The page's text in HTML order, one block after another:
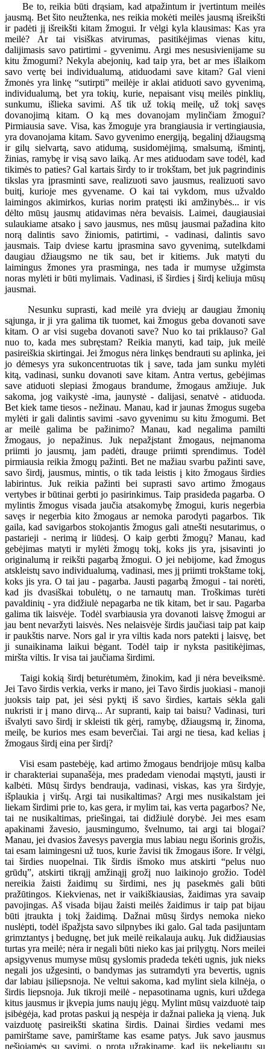
Be to, reikia būti drąsiam, kad atpažintum ir įvertintum meilės
jausmą. Bet šito neužtenka, nes reikia mokėti meilės jausmą išreikšti
ir padėti jį išreikšti kitam žmogui. Ir vėlgi kyla klausimas: Kas yra
meilė? Ar tai visiškas atvirumas, pasitikėjimas vienas kitu,
dalijimasis savo patirtimi - gyvenimu. Argi mes nesusivienijame su
kitu žmogumi? Nekyla abejonių, kad taip yra, bet ar mes išlaikom
savo vertę bei individualumą, atiduodami save kitam? Gal vieni
žmonės yra linkę “sutirpti” meilėje ir aklai atiduoti savo gyvenimą,
individualumą, bet yra tokių, kurie, nepaisant visų meilės pinklių,
sunkumu, išlieka savimi. Aš tik už tokią meilę, už tokį savęs
dovanojimą kitam. O ką mes dovanojam mylinčiam žmogui?
Pirmiausia save. Visa, kas žmoguje yra brangiausia ir vertingiausia,
yra dovanojama kitam. Savo gyvenimo energiją, begalinį džiaugsmą
ir gilų sielvartą, savo atidumą, susidomėjimą, smalsumą, išmintį,
žinias, ramybę ir visą savo laiką. Ar mes atiduodam save todėl, kad
tikimės to paties? Gal kartais širdy to ir trokštam, bet juk pagrindinis
tikslas yra įprasminti save, realizuoti savo jausmus, realizuoti savo
buitį, kurioje mes gyvename. O kai tai vykdom, mus užvaldo
laimingos akimirkos, kurias norim pratęsti iki amžinybės... ir vis
dėlto mūsų jausmų atidavimas nėra bevaisis. Laimei, daugiausiai
sulaukiame atsako į savo jausmus, nes mūsų jausmai pažadina kito
norą dalintis savo žiniomis, patirtimi, - vadinasi, dalintis savo
jausmais. Taip dviese kartu įprasmina savo gyvenimą, sutelkdami
daugiau džiaugsmo ne tik sau, bet ir kitiems. Juk matyti du
laimingus žmones yra prasminga, nes tada ir mumyse užgimsta
noras mylėti ir būti mylimais. Vadinasi, iš širdies į širdį keliuja mūsų
jausmai.
Nesunku suprasti, kad meilė yra dviejų ar daugiau žmonių
sąjunga, ir ji yra galima tik tuomet, kai žmogus geba dovanoti save
kitam. O ar visi sugeba dovanoti save? Nuo ko tai priklauso? Gal
nuo to, kada mes subręstam? Reikia manyti, kad taip, juk meilė
pasireiškia skirtingai. Jei žmogus nėra linkęs bendrauti su aplinka, jei
jo dėmesys yra sukoncentruotas tik į save, tada jam sunku mylėti
kitą, vadinasi, sunku dovanoti save kitam. Antra vertus, gebėjimas
save atiduoti slepiasi žmogaus brandume, žmogaus amžiuje. Juk
sakoma, jog vaikystė -ima, jaunystė - dalijasi, senatvė - atiduoda.
Bet kiek tame tiesos - nežinau. Manau, kad ir jaunas žmogus sugeba
mylėti ir gali dalintis savimi -savo gyvenimu su kitu žmogumi. Bet
ar meilė galima be pažinimo? Manau, kad negalima pamilti
žmogaus, jo nepažinus. Juk nepažįstant žmogaus, neįmanoma
priimti jo jausmų, jam padėti, drauge priimti sprendimus. Todėl
pirmiausia reikia žmogų pažinti. Bet ne mažiau svarbu pažinti save,
savo širdį, jausmus, mintis, o tik tada leistis į kito žmogaus širdies
labirintus. Juk reikia pažinti bei suprasti savo artimo žmogaus
vertybes ir būtinai gerbti jo pasirinkimus. Taip prasideda pagarba. O
mylintis žmogus visada jaučia atsakomybę žmogui, kuris negerbia
savęs ir negerbia kito žmogaus ar nemoka parodyti pagarbos. Tik
gaila, kad savigarbos stokojantis žmogus gali atnešti nesutarimus, o
pastarieji - nerimą ir liūdesį. O kaip gerbti žmogų? Manau, kad
gebėjimas matyti ir mylėti žmogų tokį, koks jis yra, įsisavinti jo
originalumą ir reikšti pagarbą žmogui. O jei nebijome, kad žmogus
atskleistų savo individualumą, vadinasi, mes jį priimti trokštame tokį,
koks jis yra. O tai jau - pagarba. Jausti pagarbą žmogui - tai norėti,
kad jis dvasiškai tobulėtų, o ne tarnautų man. Troškimas turėti
pavaldinių - yra didžiulė nepagarba ne tik kitam, bet ir sau. Pagarba
galima tik laisvėje. Todėl svarbiausia yra dovanoti laisvę žmogui ar
jau bent nevaržyti laisvės. Nes nelaisvėje širdis jaučiasi taip pat kaip
ir paukštis narve. Nors gal ir yra viltis kada nors patekti į laisvę, bet
ji sunaikinama laikui bėgant. Todėl taip ir nyksta pasitikėjimas,
miršta viltis. Ir visa tai jaučiama širdimi.
Taigi kokią širdį beturėtumėm, žinokim, kad ji nėra beveiksmė.
Jei Tavo širdis verkia, verks ir mano, jei Tavo širdis juokiasi - manoji
juoksis taip pat, jei sėsi pyktį iš savo širdies, kartais sėkla gali
nukristi ir į mano dirvą... Ar supranti, kaip tai baisu? Vadinasi, turi
išvalyti savo širdį ir skleisti tik gėrį, ramybę, džiaugsmą ir, žinoma,
meilę, be kurios mes esam beverčiai. Tai argi ne tiesa, kad kelias į
žmogaus širdį eina per širdį?
Visi esam pastebėję, kad artimo žmogaus bendrijoje mūsų kalba
ir charakteriai supanašėja, mes pradedam vienodai mąstyti, jausti ir
kalbėti. Mūsų širdys bendrauja, vadinasi, viskas, kas yra širdyje,
išplaukia į viršų. Argi tai nusikaltimas? Argi mes nusikalstam jei
liekam širdimi prie to, kas gera, ir mylim tai, kas verta pagarbos? Ne,
tai ne nusikaltimas, priešingai, tai didžiulė dorybė. Jei mes esam
apakinami žavesio, jausmingumo, švelnumo, tai argi tai blogai?
Manau, jei dvasios žavesys pavergia mus labiau negu išorinis grožis,
tai esam laimingesni už tuos, kurie žavisi tik žmogaus išore. Ir vėlgi,
tai širdies nuopelnai. Tik širdis išmoko mus atskirti “pelus nuo
grūdų”, atskirti tikrąjį amžinąjį grožį nuo laikinojo grožio. Todėl
nereikia žaisti žaidimų su širdimi, nes jų pasekmės gali būti
pražūtingos. Kiekvienas, net ir vaikiškiausias, žaidimas yra savaip
pavojingas. Aš visada bijau žaisti meilės žaidimus ir taip pat bijau
būti įtraukta į tokį žaidimą. Dažnai mūsų širdys nemoka nieko
nuslėpti, todėl išpažįsta savo silpnybes iki galo. Gal tada pasijuntam
grimztantys į bedugnę, bet juk meilė reikalauja aukų. Juk didžiausias
turtas yra meilė; nėra ir negali būti nieko kas jai prilygtų. Nors meilei
apsigyvenus mumyse mūsų gyslomis pradeda tekėti ugnis, juk nieks
negali jos užgesinti, o bandymas jas sutramdyti yra bevertis, ugnis
dar labiau įsiliepsnoja. Ne veltui sakoma, kad mylint siela kilnėja, o
širdis liepsnoja. Juk tikroji meilė - nepasotinama ugnis, kuri uždega
kitus jausmus ir įkvepia jums naujų jėgų. Mylint mūsų vaizduotė taip
įsibėgėja, kad protas paskui ją nespėja ir dažnai palieka ją vieną. Juk
vaizduotę pasireikšti skatina širdis. Dainai širdies vedami mes
pamirštame save, pamirštame kas esame patys. Juk savo jausmus
nešiojamės su savimi, o protą užrakiname, kad jis nekeliautų su